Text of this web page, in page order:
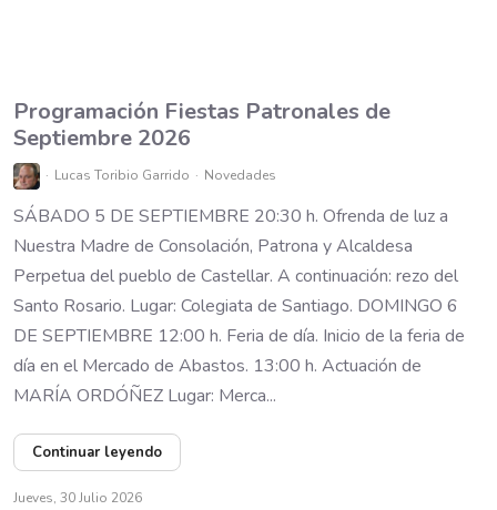
Programación Fiestas Patronales de
Septiembre 2026
Lucas Toribio Garrido Novedades
SÁBADO 5 DE SEPTIEMBRE 20:30 h. Ofrenda de luz a
Nuestra Madre de Consolación, Patrona y Alcaldesa
Perpetua del pueblo de Castellar. A continuación: rezo del
Santo Rosario. Lugar: Colegiata de Santiago. DOMINGO 6
DE SEPTIEMBRE 12:00 h. Feria de día. Inicio de la feria de
día en el Mercado de Abastos. 13:00 h. Actuación de
MARÍA ORDÓÑEZ Lugar: Merca...
Continuar leyendo
Jueves, 30 Julio 2026